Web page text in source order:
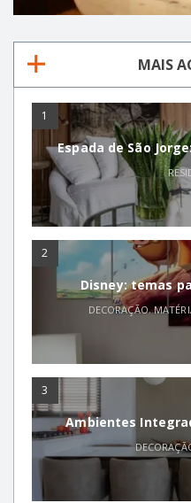
MAIS
1
Espada de São
2
Disney: temas
DECORAÇÃO,
3
Ambientes